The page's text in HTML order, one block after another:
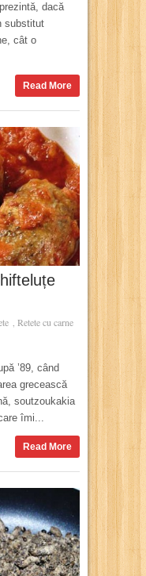
dacă
substitut
cât o
Read More
, Retete cu carne
’89, când
grecească
soutzoukakia
îmi...
Read More